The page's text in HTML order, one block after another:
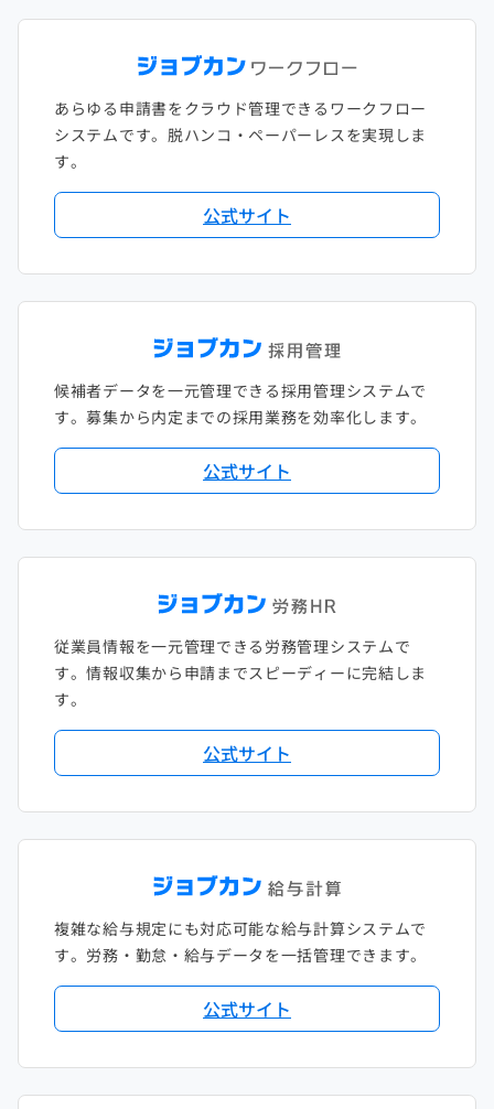
あらゆる申請書をクラウド管理できるワークフロー
システムです。脱ハンコ・ペーパーレスを実現しま
す。
公式サイト
候補者データを一元管理できる採用管理システムで
す。募集から内定までの採用業務を効率化します。
公式サイト
従業員情報を一元管理できる労務管理システムで
す。情報収集から申請までスピーディーに完結しま
す。
公式サイト
複雑な給与規定にも対応可能な給与計算システムで
す。労務・勤怠・給与データを一括管理できます。
公式サイト